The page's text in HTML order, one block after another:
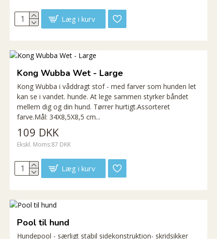
Læg i kurv
Kong Wubba Wet - Large
Kong Wubba i våddragt stof - med farver som hunden let
kan se i vandet. hunde. At lege sammen styrker båndet
mellem dig og din hund. Tørrer hurtigt.Assorteret
farve.Mål: 34X8,5X8,5 cm...
109 DKK
Ekskl. Moms:87 DKK
Læg i kurv
Pool til hund
Hundepool - særligt stabil sidekonstruktion- skridsikker